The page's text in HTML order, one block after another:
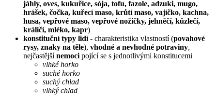
jáhly, oves, kukuřice, sója, tofu, fazole, adzuki, mugo,
hrášek, čočka, kuřecí maso, krůtí maso, vajíčko, kachna,
husa, vepřové maso, vepřové nožičky, jehněčí, kůzlečí,
králičí, mléko, kapr)
konstituční typy lidí- charakteristika vlastností (povahové
rysy, znaky na těle), vhodné a nevhodné potraviny,
nejčastějšínemoci pojící se s jednotlivými konstitucemi
vlhké horko
suché horko
suchý chlad
vlhký chlad